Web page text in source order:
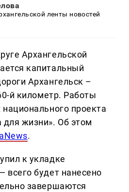
ленты новостей
Архангельской
капитальный
Архангельск –
й километр. Работы
проекта
для жизни». Об этом
.
к укладке
всего будет нанесено
завершаются